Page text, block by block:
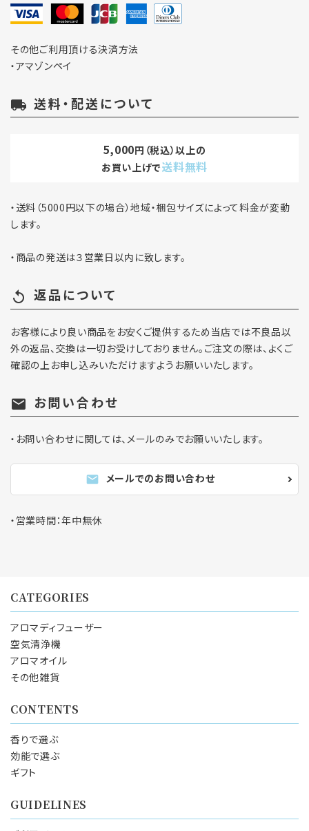
その他ご利用頂ける決済方法
・アマゾンペイ
local_shipping 送料・配送について
5,000円（税込）以上の
お買い上げで送料無料
・送料（5000円以下の場合）地域・梱包サイズによって料金が変動
します。
・商品の発送は３営業日以内に致します。
replay 返品について
お客様により良い商品をお安くご提供するため当店では不良品以
外の返品、交換は一切お受けしておりません。ご注文の際は、よくご
確認の上お申し込みいただけますようお願いいたします。
mail お問い合わせ
・お問い合わせに関しては、メールのみでお願いいたします。
mail メールでのお問い合わせ
・営業時間：年中無休
CATEGORIES
アロマディフューザー
空気清浄機
アロマオイル
その他雑貨
CONTENTS
香りで選ぶ
効能で選ぶ
ギフト
GUIDELINES